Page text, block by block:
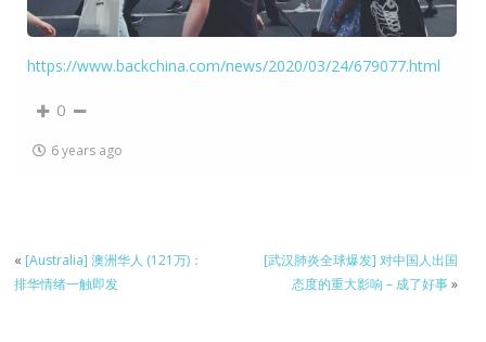
https://www.backchina.com/news/2020/03/24/679077.html
0
6 years ago
« [Australia] 澳洲华人 (121万)：
排华情绪一触即发
[武汉肺炎全球爆发] 对中国人出国
态度的重大影响 – 成了好事»